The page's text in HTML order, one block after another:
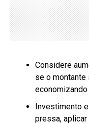
Considere
se o montante
Investimento
pressa,